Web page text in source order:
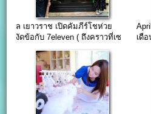
ล เยาวราช เปิดคัมภีร์โชห่วย
งัดข้อกับ 7eleven ( ถึงคราวที่เซ
เดื